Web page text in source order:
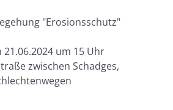
"Erosionsschutz"
21.06.2024 um 15 Uhr
zwischen Schadges,